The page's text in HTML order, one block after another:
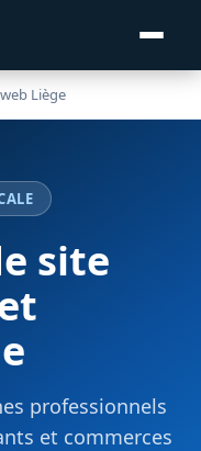
Liège
site
professionnels
et commerces